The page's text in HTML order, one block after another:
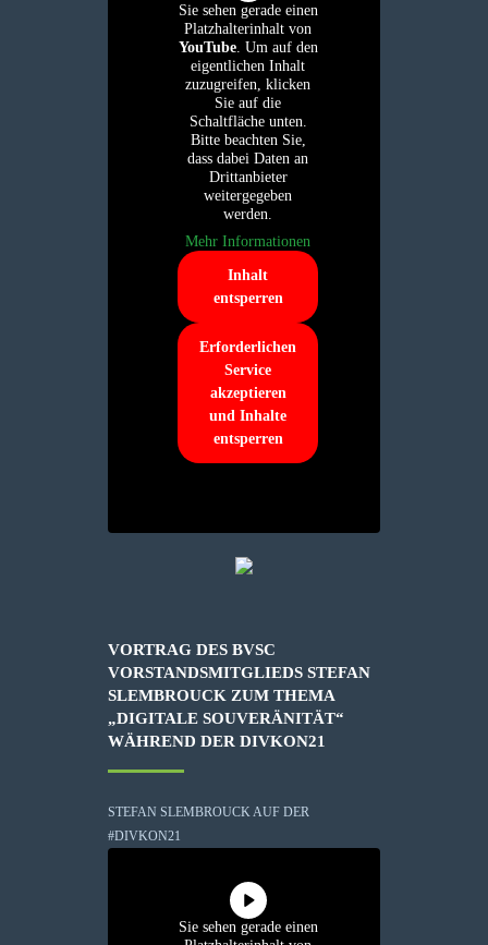
Sie sehen gerade einen
Platzhalterinhalt von
YouTube. Um auf den
eigentlichen Inhalt
zuzugreifen, klicken
Sie auf die
Schaltfläche unten.
Bitte beachten Sie,
dass dabei Daten an
Drittanbieter
weitergegeben
werden.
Mehr Informationen
Inhalt
entsperren
Erforderlichen
Service
akzeptieren
und Inhalte
entsperren
VORTRAG DES BVSC
VORSTANDSMITGLIEDS STEFAN
SLEMBROUCK ZUM THEMA
„DIGITALE SOUVERÄNITÄT“
WÄHREND DER DIVKON21
STEFAN SLEMBROUCK AUF DER
#DIVKON21
Sie sehen gerade einen